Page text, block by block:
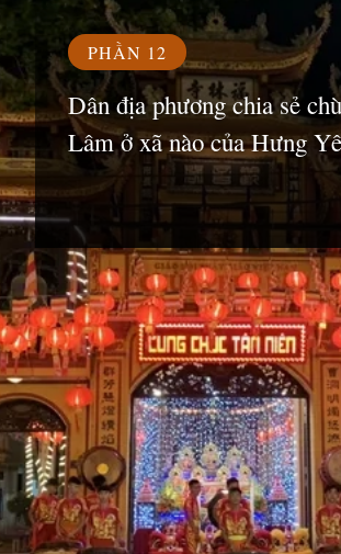
PHẦN 12
Dân địa phương chia sẻ
Lâm ở xã nào của Hưng